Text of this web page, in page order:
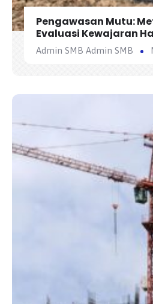
Pengawasan Mutu:
Evaluasi Kewajaran
Penawaran Kontraktor
Admin SMB Admin SMB